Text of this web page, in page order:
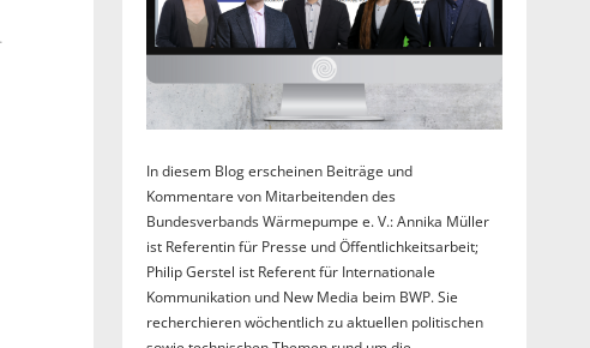
In diesem Blog erscheinen Beiträge und
Kommentare von Mitarbeitenden des
Bundesverbands Wärmepumpe e. V.: Annika Müller
ist Referentin für Presse und Öffentlichkeitsarbeit;
Philip Gerstel ist Referent für Internationale
Kommunikation und New Media beim BWP. Sie
recherchieren wöchentlich zu aktuellen politischen